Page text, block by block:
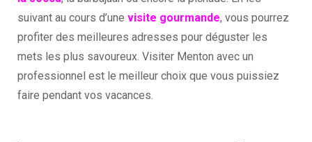
suivant au cours d’une visite gourmande, vous pourrez
profiter des meilleures adresses pour déguster les
mets les plus savoureux. Visiter Menton avec un
professionnel est le meilleur choix que vous puissiez
faire pendant vos vacances.